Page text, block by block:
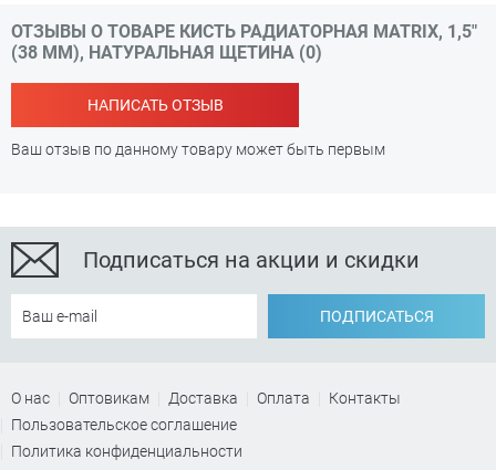
ОТЗЫВЫ О ТОВАРЕ КИСТЬ РАДИАТОРНАЯ MATRIX, 1,5"
(38 ММ), НАТУРАЛЬНАЯ ЩЕТИНА (0)
НАПИСАТЬ ОТЗЫВ
Ваш отзыв по данному товару может быть первым
Подписаться на акции и скидки
ПОДПИСАТЬСЯ
О нас Оптовикам Доставка Оплата
Контакты
Пользовательское соглашение
Политика конфиденциальности